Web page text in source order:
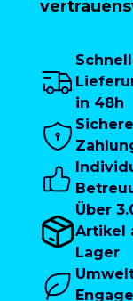
in 48h
Sichere
Über
Artikel
Lager